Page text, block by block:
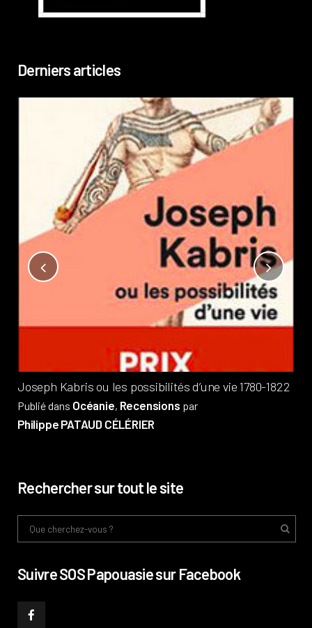
Derniers articles
Joseph Kabris ou les possibilités d’une vie 1780-1822
Publié dans Océanie, Recensions par
Philippe PATAUD CÉLÉRIER
Rechercher sur tout le site
Suivre SOS Papouasie sur Facebook